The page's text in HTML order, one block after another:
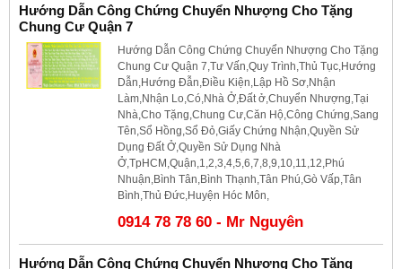
Hướng Dẫn Công Chứng Chuyển Nhượng Cho Tặng
Chung Cư Quận 7
Hướng Dẫn Công Chứng Chuyển Nhượng Cho Tặng
Chung Cư Quận 7,Tư Vấn,Quy Trình,Thủ Tục,Hướng
Dẫn,Hướng Đẫn,Điều Kiện,Lập Hồ Sơ,Nhận
Làm,Nhận Lo,Có,Nhà Ở,Đất ở,Chuyển Nhượng,Tại
Nhà,Cho Tặng,Chung Cư,Căn Hộ,Công Chứng,Sang
Tên,Sổ Hồng,Sổ Đỏ,Giấy Chứng Nhận,Quyền Sử
Dụng Đất Ở,Quyền Sử Dụng Nhà
Ở,TpHCM,Quận,1,2,3,4,5,6,7,8,9,10,11,12,Phú
Nhuận,Bình Tân,Bình Thạnh,Tân Phú,Gò Vấp,Tân
Bình,Thủ Đức,Huyện Hóc Môn,
0914 78 78 60 - Mr Nguyên
Hướng Dẫn Công Chứng Chuyển Nhượng Cho Tặng